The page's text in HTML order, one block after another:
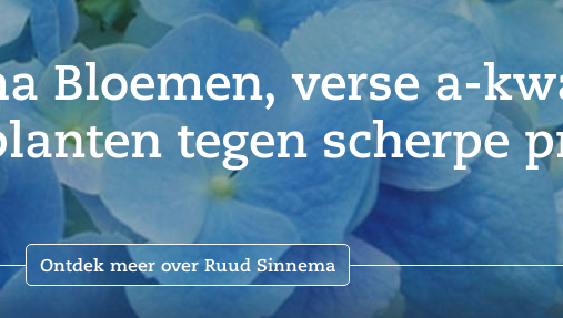
Bloemen, verse a-
tegen scherpe
Ontdek meer over Ruud Sinnema